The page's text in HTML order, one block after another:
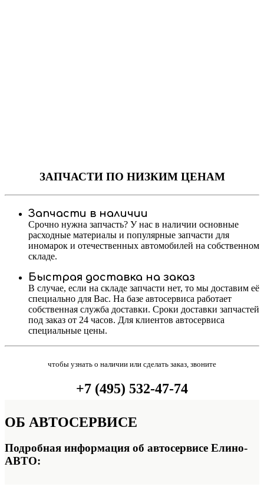
ЗАПЧАСТИПО НИЗКИМ ЦЕНАМ
Запчасти в наличии
Срочно нужна запчасть? У нас в наличии основные
расходные материалы и популярные запчасти для
иномарок и отечественных автомобилей на собственном
складе.
Быстрая доставка на заказ
В случае, если на складе запчасти нет, то мы доставим её
специально для Вас. На базе автосервиса работает
собственная служба доставки. Сроки доставки запчастей
под заказ от 24 часов. Для клиентов автосервиса
специальные цены.
чтобы узнать о наличии или сделать заказ, звоните
+7 (495) 532-47-74
ОБ АВТОСЕРВИСЕ
Подробная информация об автосервисе Елино-
АВТО: